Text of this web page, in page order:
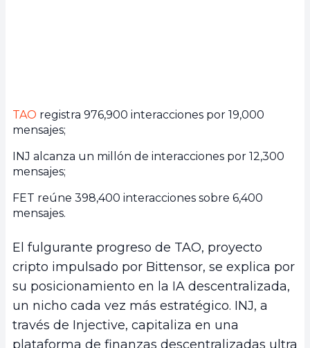
TAO registra 976,900 interacciones por 19,000
mensajes;
INJ alcanza un millón de interacciones por 12,300
mensajes;
FET reúne 398,400 interacciones sobre 6,400
mensajes.
El fulgurante progreso de TAO, proyecto
cripto impulsado por Bittensor, se explica por
su posicionamiento en la IA descentralizada,
un nicho cada vez más estratégico. INJ, a
través de Injective, capitaliza en una
plataforma de finanzas descentralizadas ultra